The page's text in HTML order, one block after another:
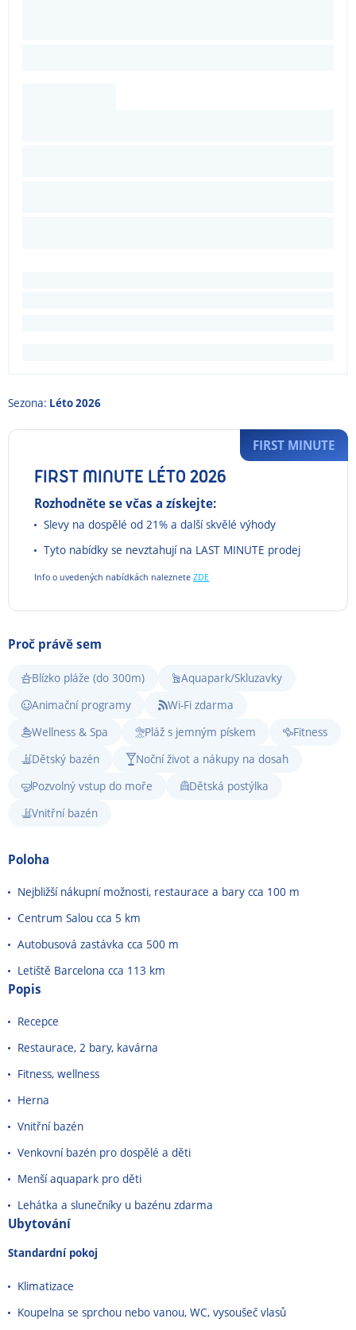
Sezona: Léto 2026
FIRST MINUTE LÉTO 2026
Rozhodněte se včas a získejte:
Slevy na dospělé od 21% a další skvělé výhody
Tyto nabídky se nevztahují na LAST MINUTE prodej
Info o uvedených nabídkách naleznete ZDE
FIRST MINUTE
Proč právě sem
Blízko pláže (do 300m)
Aquapark/Skluzavky
Animační programy
Wi-Fi zdarma
Wellness & Spa
Pláž s jemným pískem
Fitness
Dětský bazén
Noční život a nákupy na dosah
Pozvolný vstup do moře
Dětská postýlka
Vnitřní bazén
Poloha
Nejbližší nákupní možnosti, restaurace a bary cca 100 m
Centrum Salou cca 5 km
Autobusová zastávka cca 500 m
Letiště Barcelona cca 113 km
Popis
Recepce
Restaurace, 2 bary, kavárna
Fitness, wellness
Herna
Vnitřní bazén
Venkovní bazén pro dospělé a děti
Menší aquapark pro děti
Lehátka a slunečníky u bazénu zdarma
Ubytování
Standardní pokoj
Klimatizace
Koupelna se sprchou nebo vanou, WC, vysoušeč vlasů